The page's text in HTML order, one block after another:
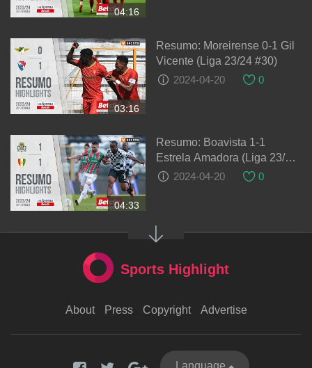
04:16
03:16
Resumo: Moreirense 0-1 Gil
Vicente (Liga 23/24 #30)
2024-04-20
0
04:33
Resumo: Boavista 1-1
Estrela Amadora (Liga 23/24
#30)2024-04-20 0
Sports Highlight
About Press Copyright Advertise